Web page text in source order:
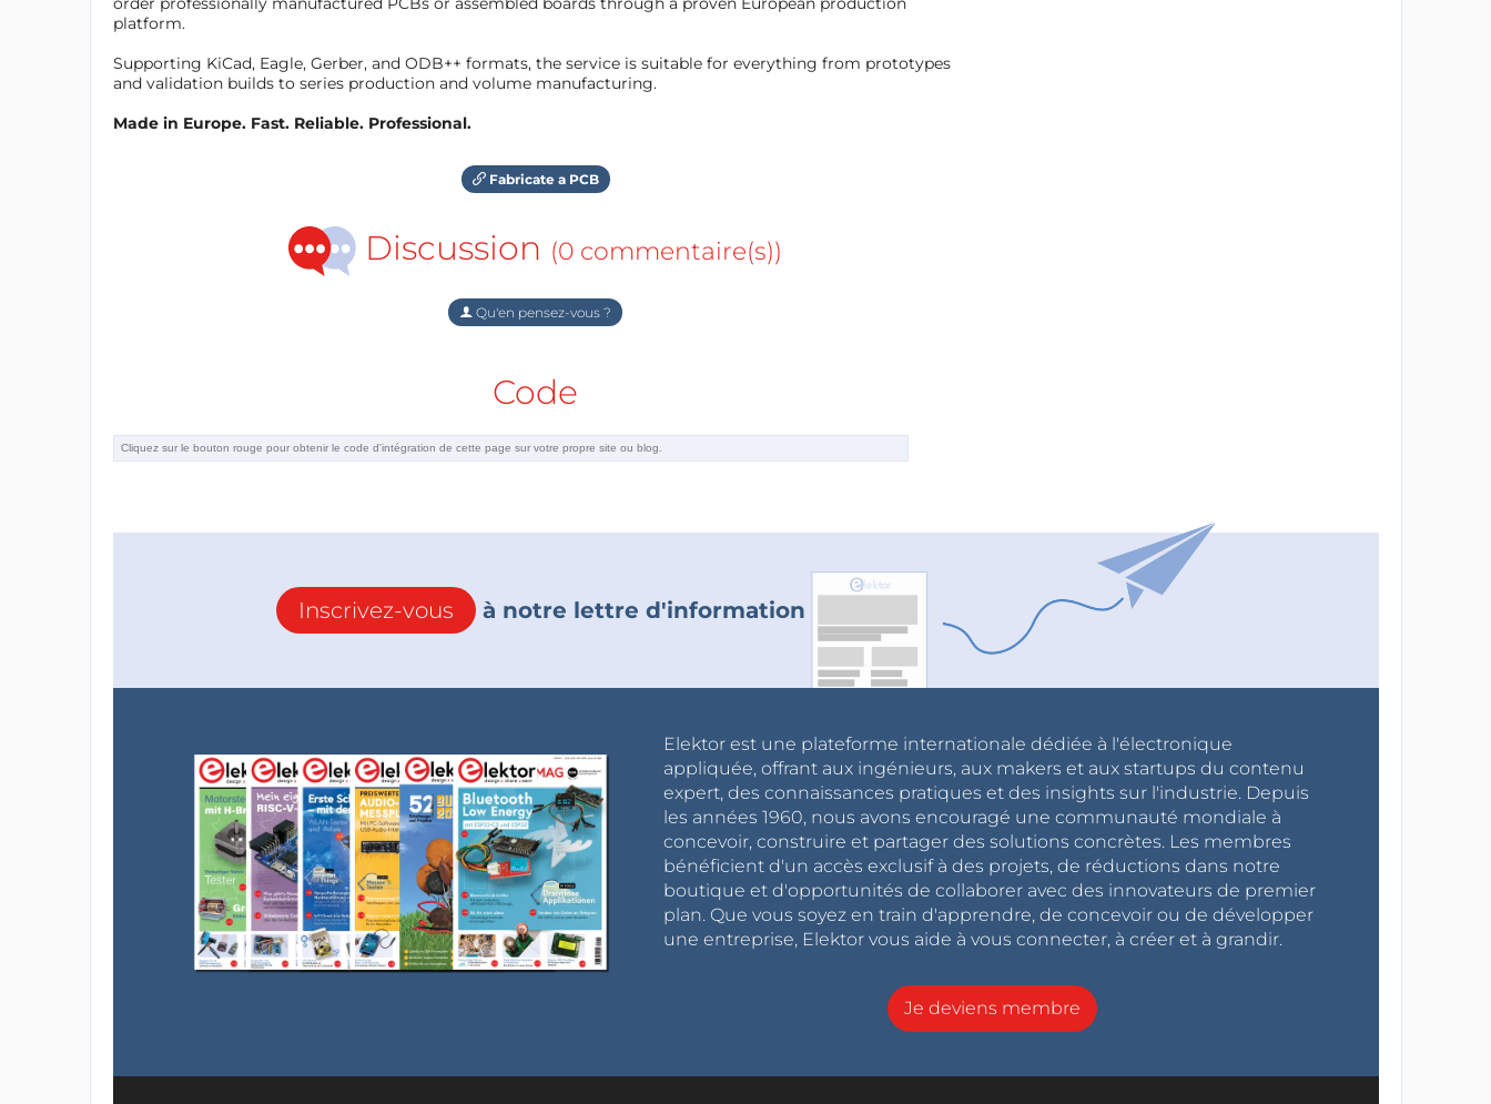
platform.
Supporting KiCad, Eagle, Gerber, and ODB++ formats, the service is suitable for everything from prototypes
and validation builds to series production and volume manufacturing.
Made in Europe. Fast. Reliable. Professional.
Fabricate a PCB
Discussion (0 commentaire(s))
Qu'en pensez-vous ?
Code
Inscrivez-vous à notre lettre d'information
Elektor est une plateforme internationale dédiée à l'électronique
appliquée, offrant aux ingénieurs, aux makers et aux startups du contenu
expert, des connaissances pratiques et des insights sur l'industrie. Depuis
les années 1960, nous avons encouragé une communauté mondiale à
concevoir, construire et partager des solutions concrètes. Les membres
bénéficient d'un accès exclusif à des projets, de réductions dans notre
boutique et d'opportunités de collaborer avec des innovateurs de premier
plan. Que vous soyez en train d'apprendre, de concevoir ou de développer
une entreprise, Elektor vous aide à vous connecter, à créer et à grandir.
Je deviens membre